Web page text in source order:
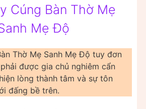
Cúng Bàn Thờ Mẹ
Mẹ Độ
Thờ Mẹ Sanh Mẹ Độ tuy đơn
được gia chủ nghiêm cẩn
lòng thành tâm và sự tôn
đấng bề trên.